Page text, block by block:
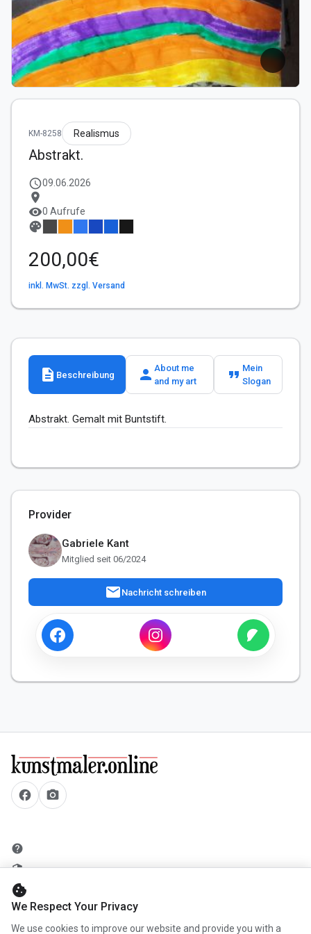
KM-8258 Realismus
Abstrakt.
schedule09.06.2026
location_on
visibility0 Aufrufe
palette
200,00€
inkl. MwSt. zzgl. Versand
description Beschreibung person About me
and my art
format_quote Mein
Slogan
Abstrakt. Gemalt mit Buntstift.
Provider
Gabriele Kant
Mitglied seit 06/2024
mail Nachricht schreiben
facebook camera_alt
help
security
add_circle
mail
cookie
We Respect Your Privacy
We use cookies to improve our website and provide you with a